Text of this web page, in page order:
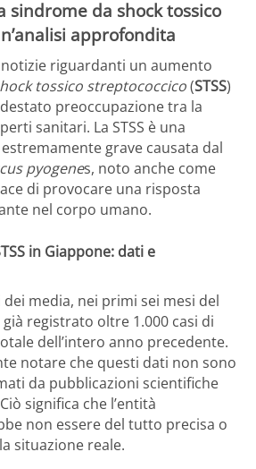
sindrome da shock tossico
approfondita
riguardanti un aumento
tossico streptococcico(STSS)
preoccupazione tra la
sanitari. La STSS è una
grave causata dal
pyogenes, noto anche come
di provocare una risposta
nel corpo umano.
in Giappone: dati e
media, nei primi sei mesi del
registrato oltre 1.000 casi di
dell’intero anno precedente.
notare che questi dati non sono
da pubblicazioni scientifiche
significa che l’entità
non essere del tutto precisa o
situazione reale.